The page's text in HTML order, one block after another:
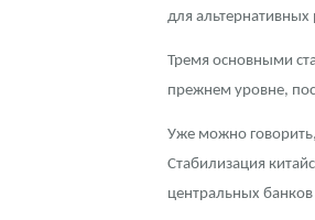
для альтернативных
Тремя основными
прежнем уровне,
Уже можно
Стабилизация
центральных